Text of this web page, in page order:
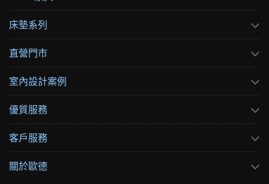
床墊系列
直營門市
室內設計案例
優質服務
客戶服務
關於歐德